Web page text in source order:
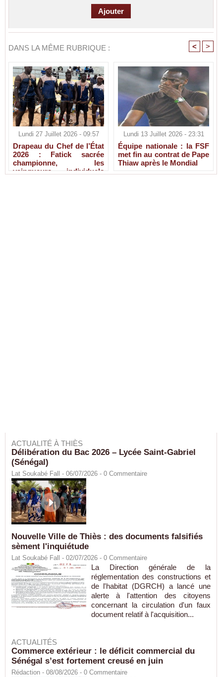
DANS LA MÊME RUBRIQUE : < >
Lundi 27 Juillet 2026 - 09:57
Drapeau du Chef de l’État
2026 : Fatick sacrée
championne, les
vainqueurs individuels
Lundi 13 Juillet 2026 - 23:31
Équipe nationale : la FSF
met fin au contrat de Pape
Thiaw après le Mondial
ACTUALITÉ À THIÈS
Délibération du Bac 2026 – Lycée Saint-Gabriel
(Sénégal)
Lat Soukabé Fall - 06/07/2026 - 0 Commentaire
Nouvelle Ville de Thiès : des documents falsifiés
sèment l'inquiétude
Lat Soukabé Fall - 02/07/2026 - 0 Commentaire
La Direction générale de la
réglementation des constructions et
de l'habitat (DGRCH) a lancé une
alerte à l'attention des citoyens
concernant la circulation d'un faux
document relatif à l'acquisition...
ACTUALITÉS
Commerce extérieur : le déficit commercial du
Sénégal s’est fortement creusé en juin
Rédaction - 08/08/2026 - 0 Commentaire